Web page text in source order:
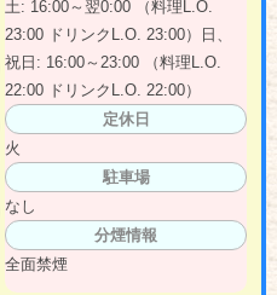
土: 16:00～翌0:00 （料理L.O.
23:00 ドリンクL.O. 23:00）日、
祝日: 16:00～23:00 （料理L.O.
22:00 ドリンクL.O. 22:00）
定休日
火
駐車場
なし
分煙情報
全面禁煙